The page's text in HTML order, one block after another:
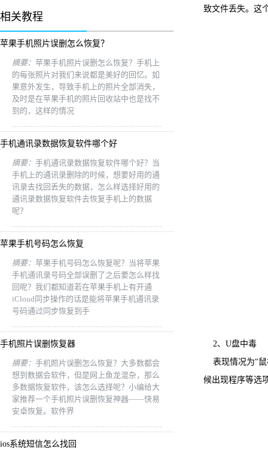
相关教程
苹果手机照片误删怎么恢复？
摘要： 苹果手机照片误删怎么恢复？手机上
的每张照片对我们来说都是美好的回忆。如
果意外发生，导致手机上的照片全部消失，
及时是在苹果手机的照片回收站中也是找不
到的，这样的情况
手机通讯录数据恢复软件哪个好
摘要： 手机通讯录数据恢复软件哪个好？当
手机上的通讯录删除的时候，想要好用的通
讯录去找回丢失的数据，怎么样选择好用的
通讯录数据恢复软件去恢复手机上的数据
呢？
苹果手机号码怎么恢复
摘要： 苹果手机号码怎么恢复呢？当将苹果
手机通讯录号码全部误删了之后要怎么样找
回呢？我们都知道若在苹果手机上有开通
iCloud同步操作的话是能将苹果手机通讯录
号码通过同步恢复到手
手机照片误删恢复器
摘要： 手机照片误删怎么恢复？大多数都会
想到数据会软件，但是网上鱼龙混杂，那么
多数据恢复软件，该怎么选择呢？小编给大
家推荐一个手机照片误删恢复神器——快易
安卓恢复。软件界
ios系统短信怎么找回
致文件丢失。这
2、U盘中毒
表现情况为“鼠
候出现程序等选